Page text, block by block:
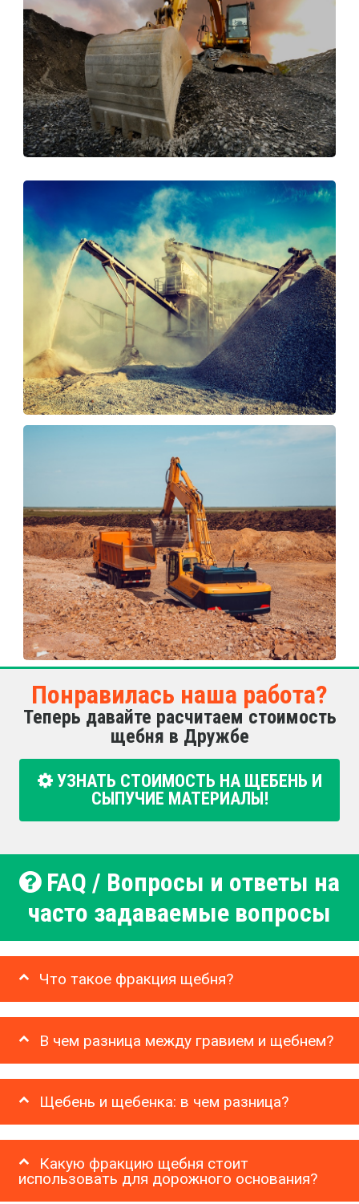
Понравилась наша работа?
Теперь давайте расчитаем стоимость
щебня в Дружбе
УЗНАТЬ СТОИМОСТЬ НА ЩЕБЕНЬ И
СЫПУЧИЕ МАТЕРИАЛЫ!
FAQ / Вопросы и ответы на
часто задаваемые вопросы
Что такое фракция щебня?
В чем разница между гравием и щебнем?
Щебень и щебенка: в чем разница?
Какую фракцию щебня стоит
использовать для дорожного основания?